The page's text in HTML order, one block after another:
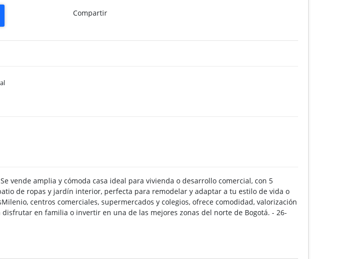
Compartir
vende amplia y cómoda casa ideal para vivienda o desarrollo comercial, con 5
de ropas y jardín interior, perfecta para remodelar y adaptar a tu estilo de vida o
centros comerciales, supermercados y colegios, ofrece comodidad, valorización
en familia o invertir en una de las mejores zonas del norte de Bogotá. - 26-